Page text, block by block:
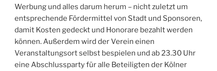
Werbung und alles darum herum – nicht zuletzt um
entsprechende Fördermittel von Stadt und Sponsoren,
damit Kosten gedeckt und Honorare bezahlt werden
können. Außerdem wird der Verein einen
Veranstaltungsort selbst bespielen und ab 23.30 Uhr
eine Abschlussparty für alle Beteiligten der Kölner